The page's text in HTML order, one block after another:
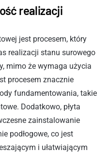
realizacji
jest procesem, który
realizacji stanu surowego
mimo że wymaga użycia
procesem znacznie
fundamentowania, takie
Dodatkowo, płyta
zainstalowanie
podłogowe, co jest
i ułatwiającym